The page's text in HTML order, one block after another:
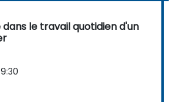
dans le travail quotidien d'un